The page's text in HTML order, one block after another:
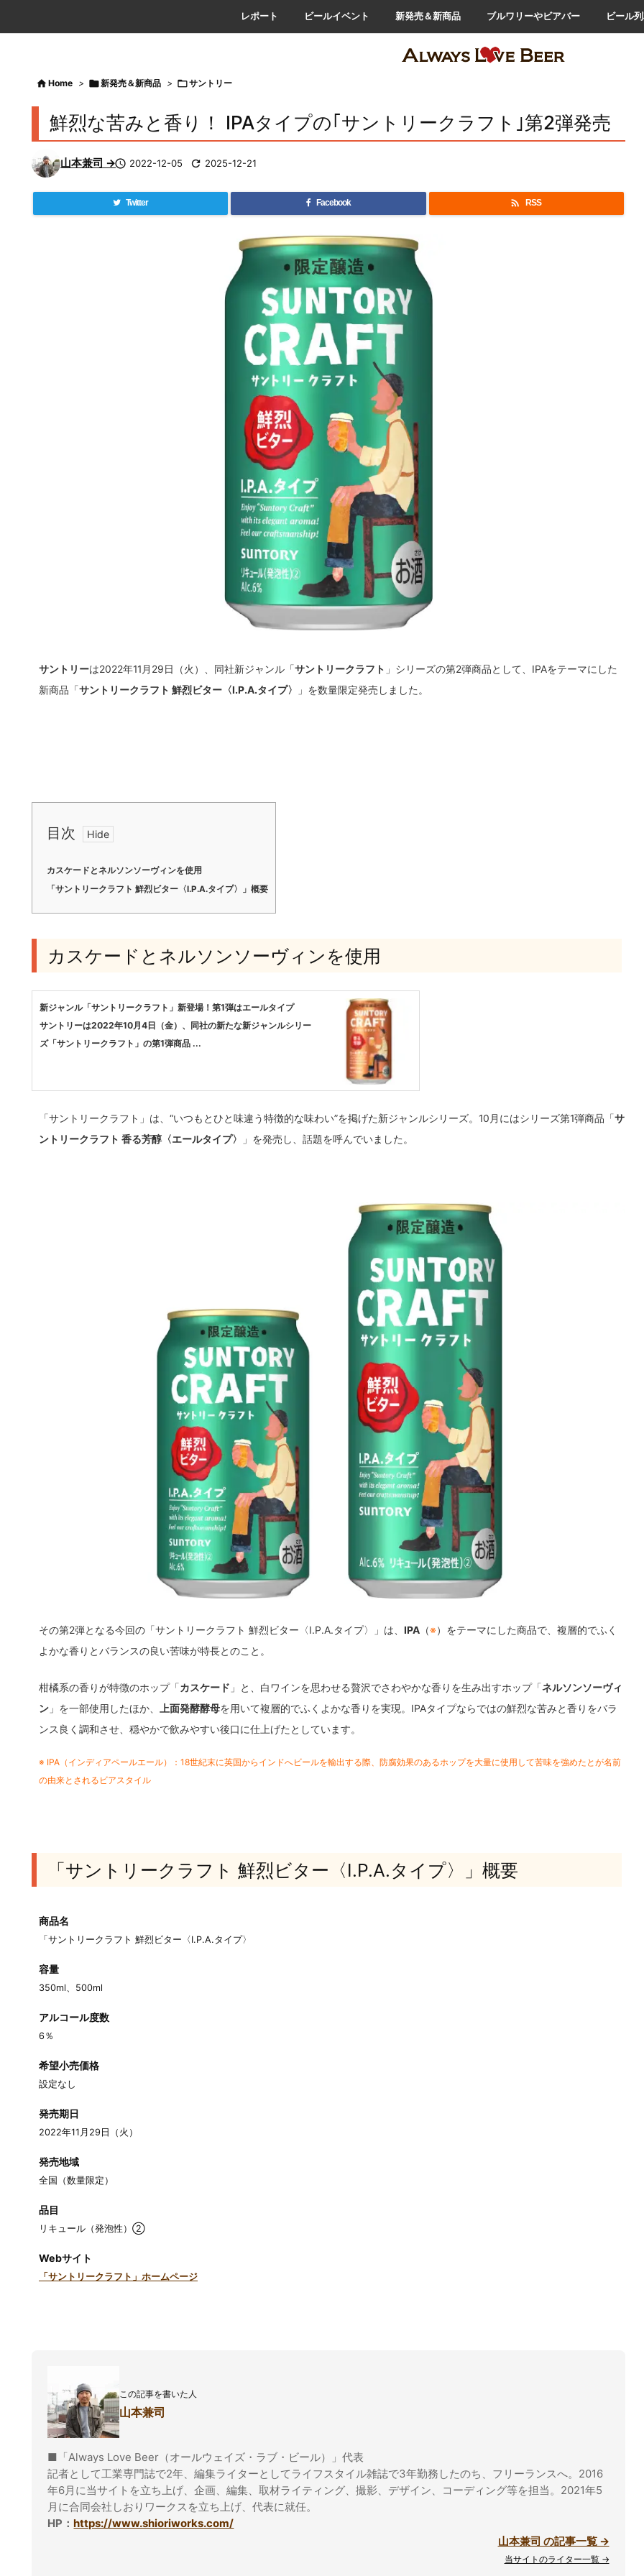
レポート ビールイベント 新発売＆新商品 ブルワリーやビアバー ビール
 Home > 新発売＆新商品 > サントリー
鮮烈な苦みと香り！ IPAタイプの｢サントリークラフト｣第2弾発売
山本兼司 → 2022-12-05  2025-12-21
Twitter Facebook  RSS
サントリーは2022年11月29日（火）、同社新ジャンル「サントリークラフト 」シリーズの第2弾商品として、IPAをテーマにした
新商品「サントリークラフト 鮮烈ビター〈I.P.A.タイプ〉 」を数量限定発売しました。
目次
カスケードとネルソンソーヴィンを使用
「サントリークラフト 鮮烈ビター〈I.P.A.タイプ〉」概要
カスケードとネルソンソーヴィンを使用
新ジャンル「サントリークラフト」新登場！第1弾はエールタイプ
サントリーは2022年10月4日（金）、同社の新たな新ジャンルシリー
ズ「サントリークラフト」の第1弾商品 ...
「サントリークラフト」は、“いつもとひと味違う特徴的な味わい”を掲げた新ジャンルシリーズ。10月にはシリーズ第1弾商品「サ
ントリークラフト 香る芳醇〈エールタイプ〉
」を発売し、話題を呼んでいました。
その第2弾となる今回の「サントリークラフト 鮮烈ビター〈I.P.A.タイプ〉」は、 IPA （※）をテーマにした商品で、複層的でふく
よかな香りとバランスの良い苦味が特長とのこと。
柑橘系の香りが特徴のホップ「カスケード 」と、白ワインを思わせる贅沢でさわやかな香りを生み出すホップ「ネルソンソーヴィ
ン 」を一部使用したほか、 上面発酵酵母を用いて複層的でふくよかな香りを実現。IPAタイプならではの鮮烈な苦みと香りをバラ
ンス良く調和させ、穏やかで飲みやすい後口に仕上げたとしています。
※ IPA（インディアペールエール）：18世紀末に英国からインドへビールを輸出する際、防腐効果のあるホップを大量に使用して苦味を強めたとが名前
の由来とされるビアスタイル
「サントリークラフト 鮮烈ビター〈I.P.A.タイプ〉」概要
商品名
「サントリークラフト 鮮烈ビター〈I.P.A.タイプ〉
容量
350ml、500ml
アルコール度数
6％
希望小売価格
設定なし
発売期日
2022年11月29日（火）
発売地域
全国（数量限定）
品目
リキュール（発泡性）②
Webサイト
「サントリークラフト」ホームページ
この記事を書いた人
山本兼司
■「Always Love Beer（オールウェイズ・ラブ・ビール）」代表
記者として工業専門誌で2年、編集ライターとしてライフスタイル雑誌で3年勤務したのち、フリーランスへ。2016
年6月に当サイトを立ち上げ、企画、編集、取材ライティング、撮影、デザイン、コーディング等を担当。2021年5
月に合同会社しおりワークスを立ち上げ、代表に就任。
HP：https://www.shioriworks.com/
山本兼司 の記事一覧 →
当サイトのライター一覧 →